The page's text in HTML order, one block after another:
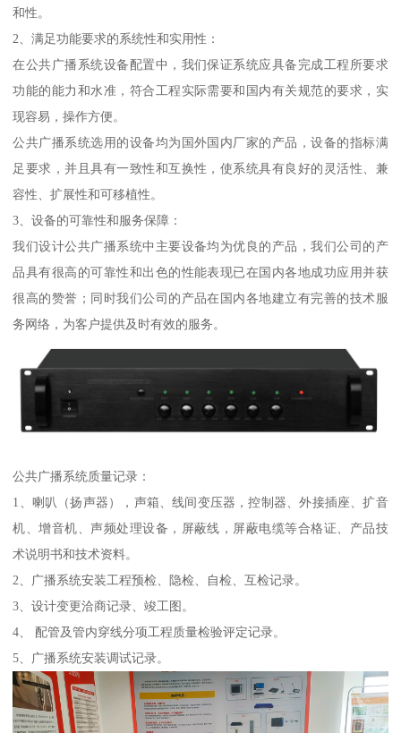
和性。
2、满足功能要求的系统性和实用性：
在公共广播系统设备配置中，我们保证系统应具备完成工程所要求
功能的能力和水准，符合工程实际需要和国内有关规范的要求，实
现容易，操作方便。
公共广播系统选用的设备均为国外国内厂家的产品，设备的指标满
足要求，并且具有一致性和互换性，使系统具有良好的灵活性、兼
容性、扩展性和可移植性。
3、设备的可靠性和服务保障：
我们设计公共广播系统中主要设备均为优良的产品，我们公司的产
品具有很高的可靠性和出色的性能表现已在国内各地成功应用并获
很高的赞誉；同时我们公司的产品在国内各地建立有完善的技术服
务网络，为客户提供及时有效的服务。
公共广播系统质量记录：
1、喇叭（扬声器），声箱、线间变压器，控制器、外接插座、扩音
机、增音机、声频处理设备，屏蔽线，屏蔽电缆等合格证、产品技
术说明书和技术资料。
2、广播系统安装工程预检、隐检、自检、互检记录。
3、设计变更洽商记录、竣工图。
4、 配管及管内穿线分项工程质量检验评定记录。
5、广播系统安装调试记录。